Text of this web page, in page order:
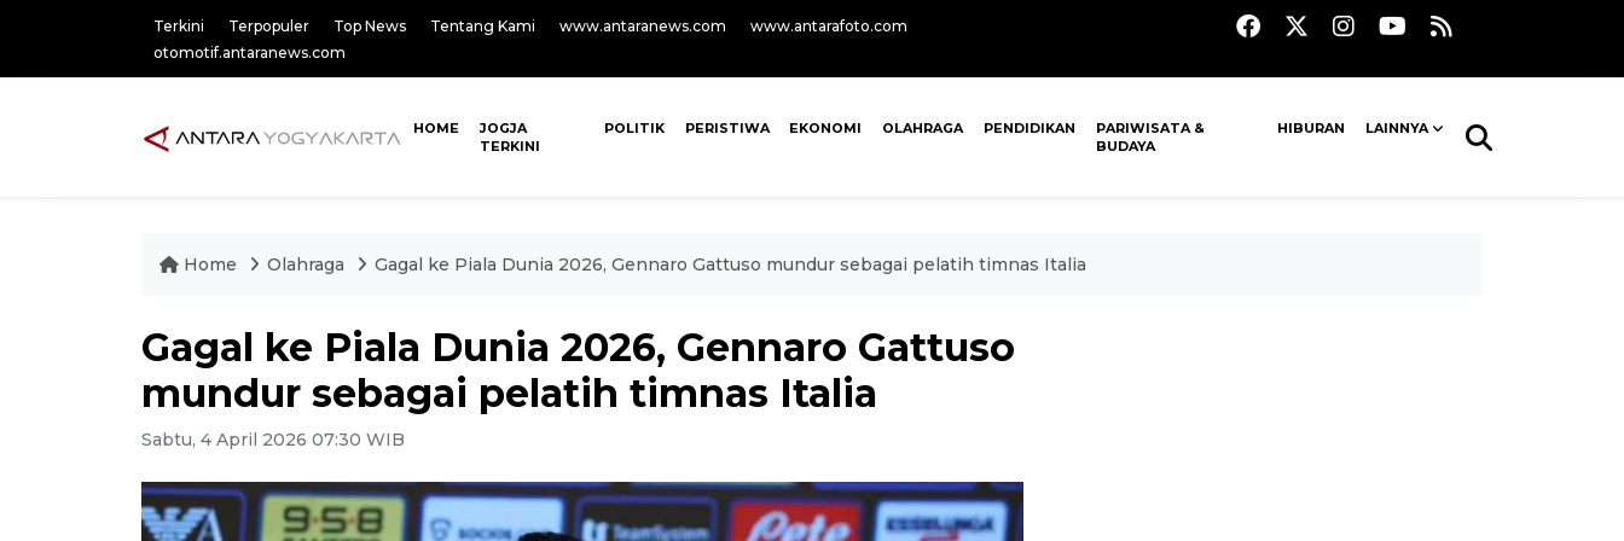
Terkini Terpopuler Top News Tentang Kami www.antaranews.com
www.antarafoto.com
otomotif.antaranews.com
HOME
JOGJA
TERKINI
POLITIK PERISTIWA EKONOMI OLAHRAGA PENDIDIKAN
PARIWISATA &
BUDAYA
HIBURAN LAINNYA
Home Olahraga Gagal ke Piala Dunia 2026, Gennaro Gattuso mundur sebagai pelatih timnas Italia
Gagal ke Piala Dunia 2026, Gennaro Gattuso
mundur sebagai pelatih timnas Italia
Sabtu, 4 April 2026 07:30 WIB